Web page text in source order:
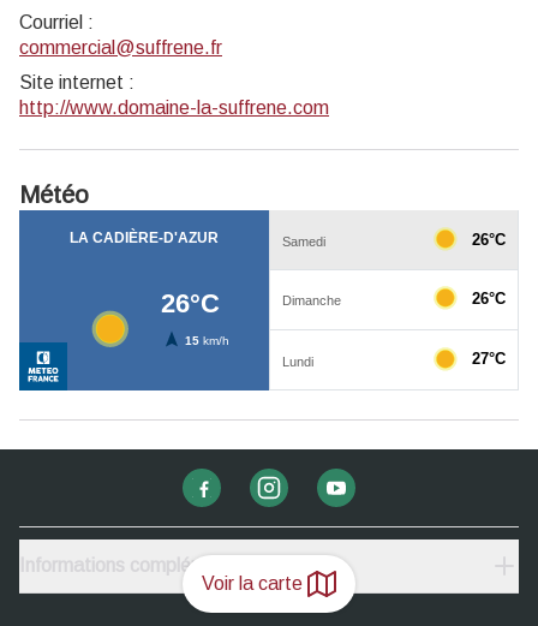
Voir la carte
Courriel :
commercial@suffrene.fr
Site internet :
http://www.domaine-la-suffrene.com
Météo
Informations complémentaires